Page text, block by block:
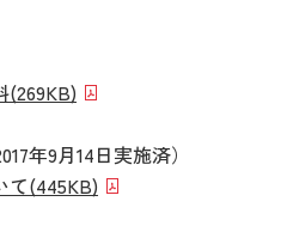
(269KB)
年9月14日実施済）
て(445KB)